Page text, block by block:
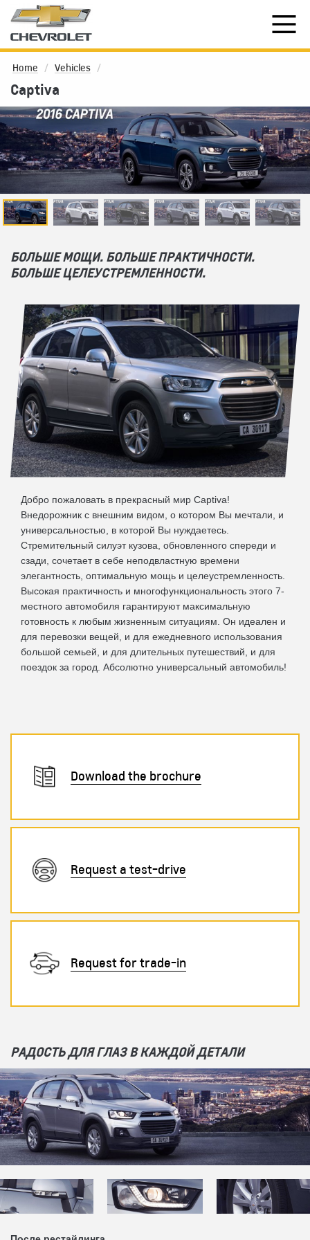
Home Vehicles
Captiva
БОЛЬШЕ МОЩИ. БОЛЬШЕ ПРАКТИЧНОСТИ.
БОЛЬШЕ ЦЕЛЕУСТРЕМЛЕННОСТИ.
Добро пожаловать в прекрасный мир Captiva!
Внедорожник с внешним видом, о котором Вы мечтали, и
универсальностью, в которой Вы нуждаетесь.
Стремительный силуэт кузова, обновленного спереди и
сзади, сочетает в себе неподвластную времени
элегантность, оптимальную мощь и целеустремленность.
Высокая практичность и многофункциональность этого 7-
местного автомобиля гарантируют максимальную
готовность к любым жизненным ситуациям. Он идеален и
для перевозки вещей, и для ежедневного использования
большой семьей, и для длительных путешествий, и для
поездок за город. Абсолютно универсальный автомобиль!
Download the brochure
Request a test-drive
Request for trade-in
РАДОСТЬ ДЛЯ ГЛАЗ В КАЖДОЙ ДЕТАЛИ